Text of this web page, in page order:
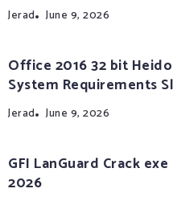
Jerad June 9, 2026
Office 2016 32 bit
System Requirements
Jerad June 9, 2026
GFI LanGuard Crack
2026